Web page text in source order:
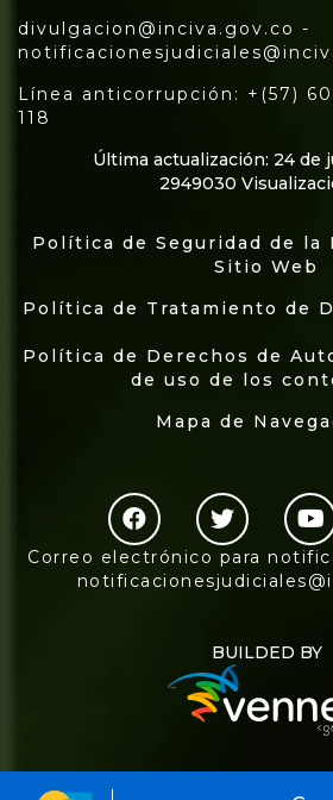
divulgacion@inciva.gov.co -
Línea anticorrupción: +(57)
118
Última actualización: 24 de
2949030
Política de Seguridad de la
Sitio Web
Política de Tratamiento de
Política de Derechos de
de uso de los
Mapa de
Correo electrónico para
BUILDED BY